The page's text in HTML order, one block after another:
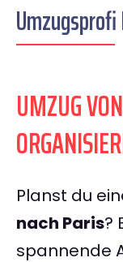
UMZUG
Planst du
nach Paris?
spannende